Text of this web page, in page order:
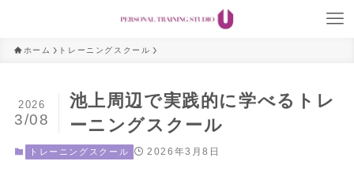
ホーム トレーニングスクール
池上周辺で実践的に学べるトレ
ーニングスクール
2026
3/08
トレーニングスクール 2026年3月8日